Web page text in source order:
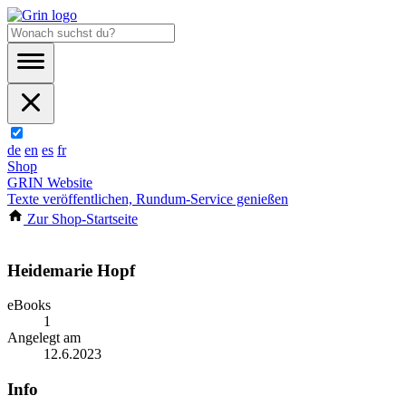
de en es fr
Shop
GRIN Website
Texte veröffentlichen, Rundum-Service genießen
Zur Shop-Startseite
Heidemarie Hopf
eBooks
1
Angelegt am
12.6.2023
Info